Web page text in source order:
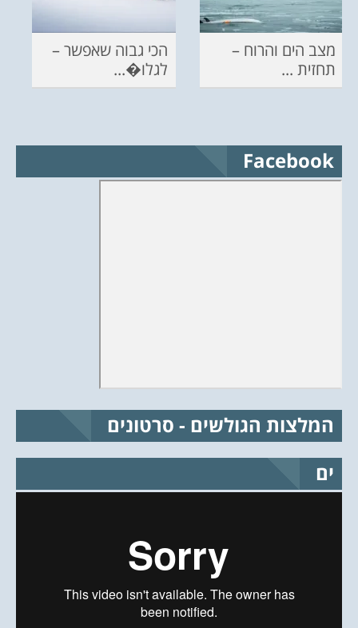
מצב הים והרוח –
תחזית ...
הכי גבוה שאפשר –
לגלו�...
Facebook
המלצות הגולשים - סרטונים
ים